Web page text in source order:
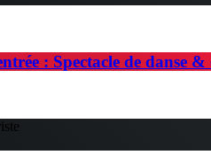
: Spectacle de danse